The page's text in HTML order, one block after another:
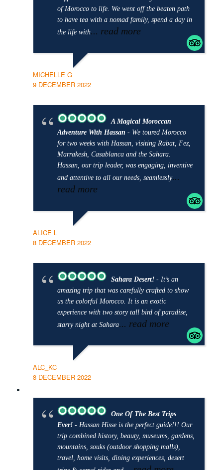
of Morocco to life. We went off the beaten path
to have tea with a nomad family, spend a day in
the life with... read more
MICHELLE G
9 DECEMBER 2022
A Magical Moroccan
Adventure With Hassan - We toured Morocco
for two weeks with Hassan, visiting Rabat, Fez,
Marrakesh, Casablanca and the Sahara.
Hassan, our trip leader, was engaging, inventive
and attentive to all our needs, seamlessly...
read more
ALICE L
8 DECEMBER 2022
Sahara Desert! - It’s an
amazing trip that was carefully crafted to show
us the colorful Morocco. It is an exotic
experience with two story tall bird of paradise,
starry night at Sahara... read more
ALC_KC
8 DECEMBER 2022
One Of The Best Trips
Ever! - Hassan Hisse is the perfect guide!!! Our
trip combined history, beauty, museums, gardens,
mountains, souks (outdoor shopping malls),
travel, home visits, dining experiences, desert